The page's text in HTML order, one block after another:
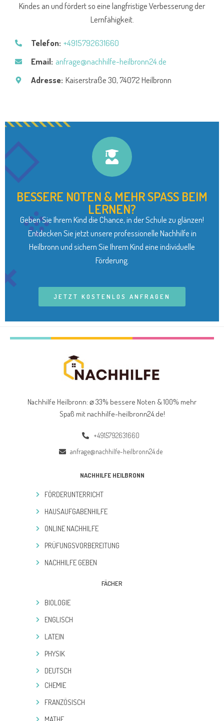
Kindes an und fördert so eine langfristige Verbesserung der
Lernfähigkeit.
Telefon: +4915792631660
Email: anfrage@nachhilfe-heilbronn24.de
Adresse: Kaiserstraße 30, 74072 Heilbronn
BESSERE NOTEN & MEHR SPASS BEIM
LERNEN?
Geben Sie Ihrem Kind die Chance, in der Schule zu glänzen!
Entdecken Sie jetzt unsere professionelle Nachhilfe in
Heilbronn und sichern Sie Ihrem Kind eine individuelle
Förderung.
JETZT KOSTENLOS ANFRAGEN
Nachhilfe Heilbronn: ⌀ 33% bessere Noten & 100% mehr
Spaß mit nachhilfe-heilbronn24.de!
+4915792631660
anfrage@nachhilfe-heilbronn24.de
NACHHILFE HEILBRONN
FÖRDERUNTERRICHT
HAUSAUFGABENHILFE
ONLINE NACHHILFE
PRÜFUNGSVORBEREITUNG
NACHHILFE GEBEN
FÄCHER
BIOLOGIE
ENGLISCH
LATEIN
PHYSIK
DEUTSCH
CHEMIE
FRANZÖSISCH